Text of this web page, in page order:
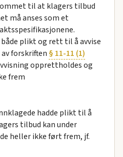
til at klagers tilbud
må anses som et
plikt og rett til å avvise
forskriften § 11-11 (1)
opprettholdes og
frem
hadde plikt til å
tilbud kan under
heller ikke ført frem, jf.